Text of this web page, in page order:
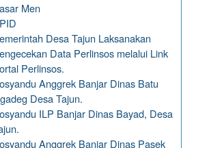
Men
Desa Tajun Laksanakan
Data Perlinsos melalui Link
Perlinsos.
Anggrek Banjar Dinas Batu
Desa Tajun.
ILP Banjar Dinas Bayad, Desa
Anggrek Banjar Dinas Pasek